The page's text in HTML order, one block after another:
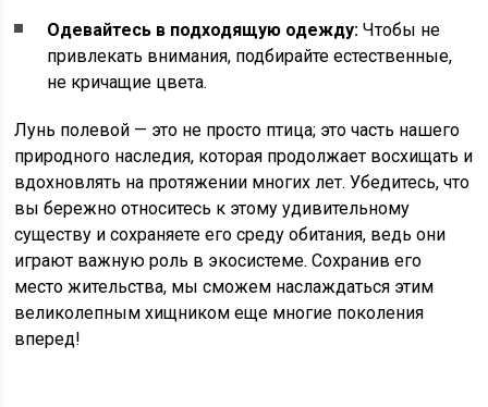
Одевайтесь в подходящую одежду: Чтобы не
привлекать внимания, подбирайте естественные,
не кричащие цвета.
Лунь полевой — это не просто птица; это часть нашего
природного наследия, которая продолжает восхищать и
вдохновлять на протяжении многих лет. Убедитесь, что
вы бережно относитесь к этому удивительному
существу и сохраняете его среду обитания, ведь они
играют важную роль в экосистеме. Сохранив его
место жительства, мы сможем наслаждаться этим
великолепным хищником еще многие поколения
вперед!